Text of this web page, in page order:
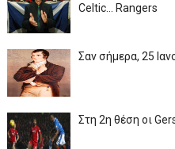
Celtic... Rangers
Σαν σήμερα, 25
Στη 2η θέση οι